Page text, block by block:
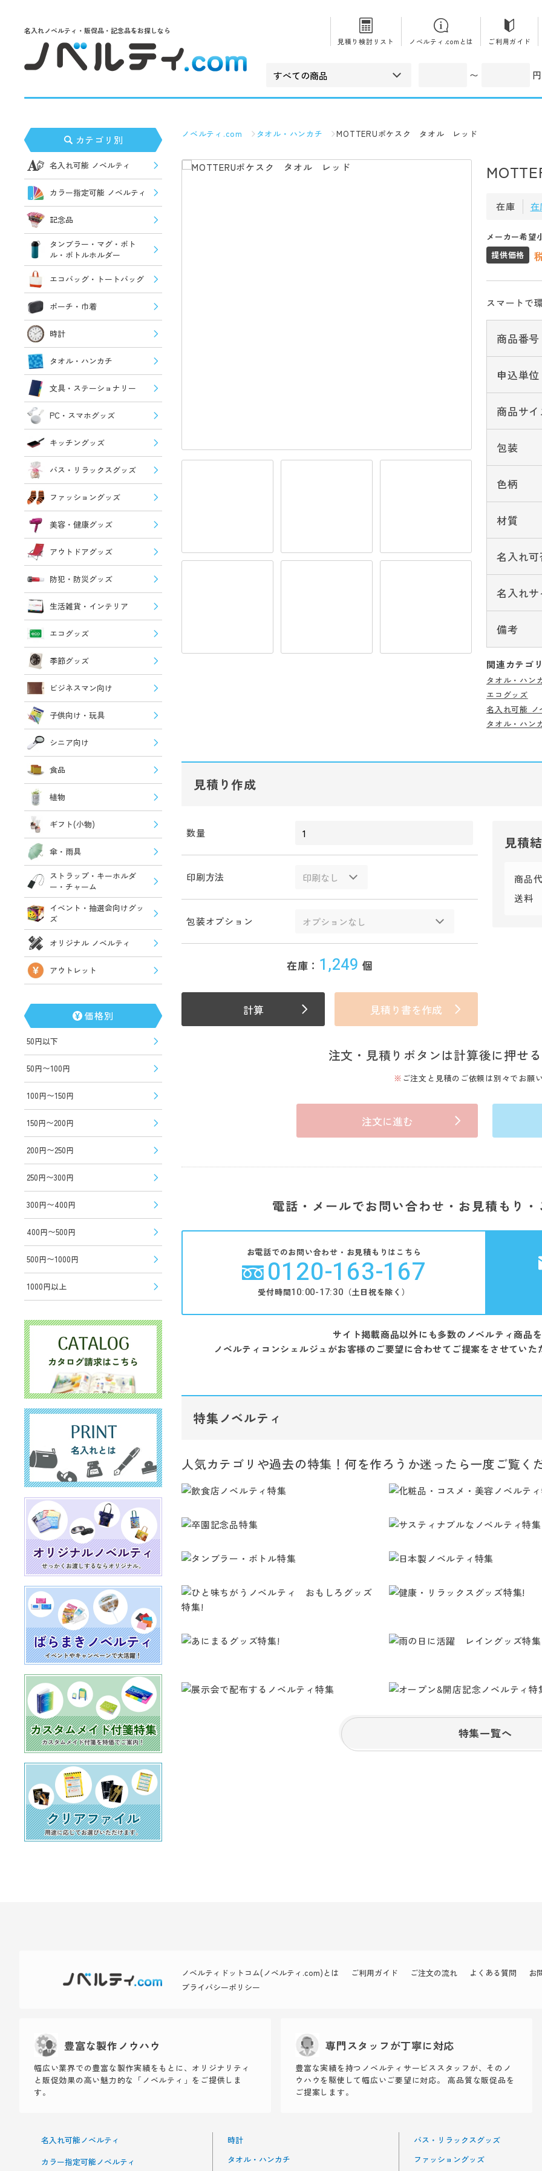
名入れノベルティ・販促品・記念品をお探しなら
見積り検討リスト
ノベルティ.comとは ご利用ガイド
〜 円
カテゴリ別
名入れ可能 ノベルティ
カラー指定可能 ノベルティ
記念品
タンブラー・マグ・ボト
ル・ボトルホルダー
エコバッグ・トートバッグ
ポーチ・巾着
時計
タオル・ハンカチ
文具・ステーショナリー
PC・スマホグッズ
キッチングッズ
バス・リラックスグッズ
ファッショングッズ
美容・健康グッズ
アウトドアグッズ
防犯・防災グッズ
生活雑貨・インテリア
エコグッズ
季節グッズ
ビジネスマン向け
子供向け・玩具
シニア向け
食品
植物
ギフト(小物)
傘・雨具
ストラップ・キーホルダ
ー・チャーム
イベント・抽選会向けグッ
ズ
オリジナル ノベルティ
アウトレット
価格別
50円以下
50円〜100円
100円〜150円
150円〜200円
200円〜250円
250円〜300円
300円〜400円
400円〜500円
500円〜1000円
1000円以上
ノベルティ.com タオル・ハンカチ MOTTERUポケスク タオル レッド
在庫
メーカー希望
提供価格
スマートで
商品番号
申込単位
商品サ
包装
色柄
材質
名入れ
名入れ
備考
関連カテゴ
タオル・ハン
エコグッズ
名入れ可能 ノ
タオル・ハン
見積り作成
数量
印刷方法
包装オプション
在庫： 1,249 個
計算 見積り書を作成
見積
商品
送料
注文・見積りボタンは計算後に押せ
ご注文と見積のご依頼は別々でお願
注文に進む
電話・メールでお問い合わせ・お見積もり
お電話でのお問い合わせ・お見積もりはこちら
0120-163-167
受付時間10:00-17:30 （土日祝を除く）
サイト掲載商品以外にも多数のノベルティ商品
ノベルティコンシェルジュがお客様のご要望に合わせてご提案をさせてい
特集ノベルティ
人気カテゴリや過去の特集！何を作ろうか迷ったら一度ご覧く
特集一覧へ
ノベルティドットコム(ノベルティ.com)とは ご利用ガイド ご注文の流れ よくある質問
お
プライバシーポリシー
豊富な製作ノウハウ
幅広い業界での豊富な製作実績をもとに、オリジナリティ
と販促効果の高い魅力的な「ノベルティ」をご提供しま
す。
専門スタッフが丁寧に対応
豊富な実績を持つノベルティサービススタッフが、そのノ
ウハウを駆使して幅広いご要望に対応。 高品質な販促品を
ご提案します。
名入れ可能ノベルティ
カラー指定可能ノベルティ
時計
タオル・ハンカチ
バス・リラックスグッズ
ファッショングッズ